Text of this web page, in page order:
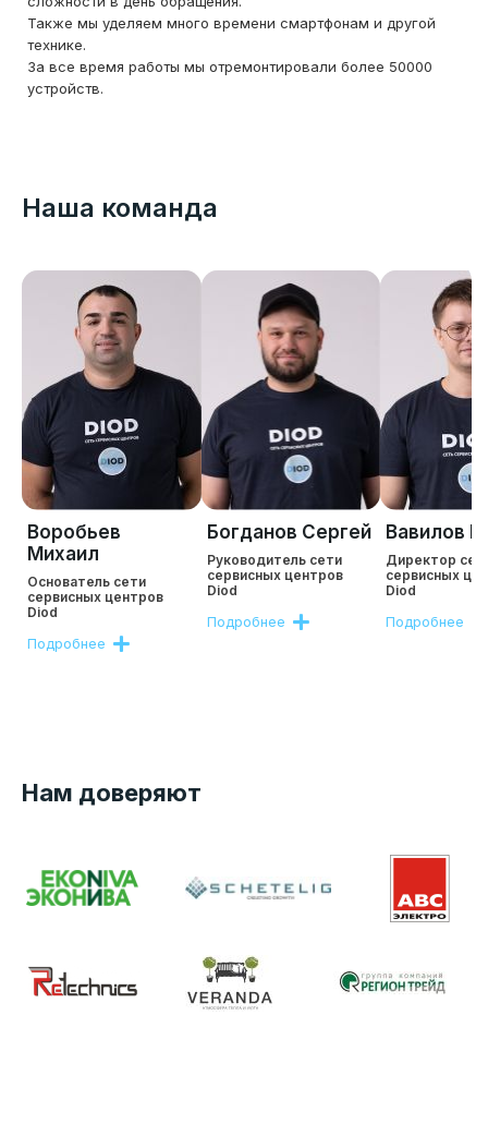
Также мы уделяем много времени смартфонам и другой
технике.
За все время работы мы отремонтировали более 50000
устройств.
Наша команда
Воробьев
Михаил
Основатель сети
сервисных центров
Diod
Подробнее
Богданов Сергей
Руководитель сети
сервисных центров
Diod
Подробнее
Вавилов
Директор
сервисных
Diod
Подробнее
Нам доверяют